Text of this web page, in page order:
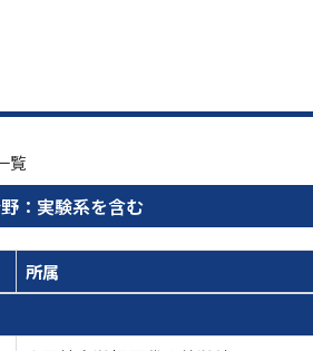
覧
：実験系を含む
所属